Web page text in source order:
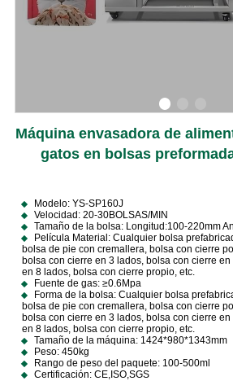
Máquina envasadora de
gatos en bolsas
Modelo: YS-SP160J
Velocidad: 20-30BOLSAS/MIN
Tamaño de la bolsa: Longitud:100-220mm
Película Material: Cualquier bolsa
bolsa de pie con cremallera, bolsa con cierre
bolsa con cierre en 3 lados, bolsa con cierre
en 8 lados, bolsa con cierre propio, etc.
Fuente de gas: ≥0.6Mpa
Forma de la bolsa: Cualquier bolsa
bolsa de pie con cremallera, bolsa con cierre
bolsa con cierre en 3 lados, bolsa con cierre
en 8 lados, bolsa con cierre propio, etc.
Tamaño de la máquina: 1424*980*1343mm
Peso: 450kg
Rango de peso del paquete: 100-500ml
Certificación: CE,ISO,SGS